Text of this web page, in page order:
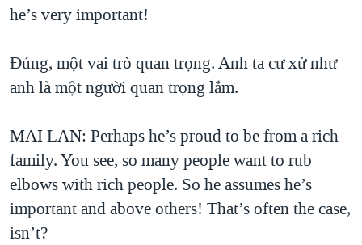
he’s very important!
Đúng, một vai trò quan trọng. Anh ta cư xử như
anh là một người quan trọng lắm.
MAI LAN: Perhaps he’s proud to be from a rich
family. You see, so many people want to rub
elbows with rich people. So he assumes he’s
important and above others! That’s often the case,
isn’t?